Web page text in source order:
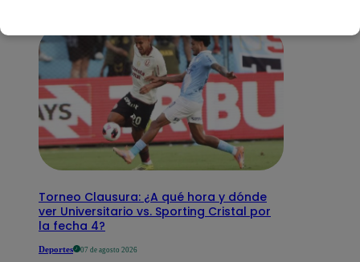
Torneo Clausura: ¿A qué hora y dónde
ver Universitario vs. Sporting Cristal por
la fecha 4?
Deportes 07 de agosto 2026